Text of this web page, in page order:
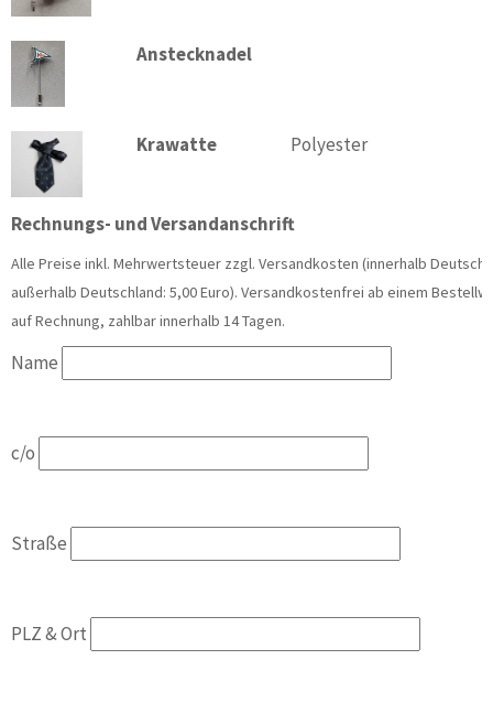
Anstecknadel
Krawatte Polyester
Rechnungs- und Versandanschrift
Alle Preise inkl. Mehrwertsteuer zzgl. Versandkosten (innerhalb
außerhalb Deutschland: 5,00 Euro). Versandkostenfrei ab einem
auf Rechnung, zahlbar innerhalb 14 Tagen.
Name
c/o
Straße
PLZ & Ort